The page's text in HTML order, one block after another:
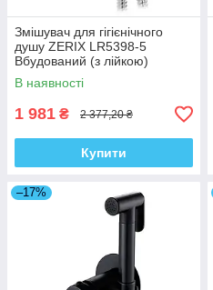
Змішувач для гігієнічного
душу ZERIX LR5398-5
Вбудований (з лійкою)
(LL1775)
В наявності
1 981 ₴ 2 377,20 ₴
Купити
–17%